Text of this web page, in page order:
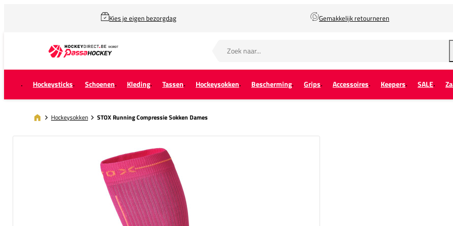
Kies je eigen bezorgdag Gemakkelijk retourneren
Hockeysticks Schoenen Kleding Tassen Hockeysokken Bescherming Grips Accessoires Keepers SALE
Hockeysokken STOX Running Compressie Sokken Dames